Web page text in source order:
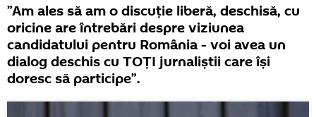
”Am ales să am o discuție liberă, deschisă, cu
oricine are întrebări despre viziunea
candidatului pentru România - voi avea un
dialog deschis cu TOȚI jurnaliștii care își
doresc să participe”.